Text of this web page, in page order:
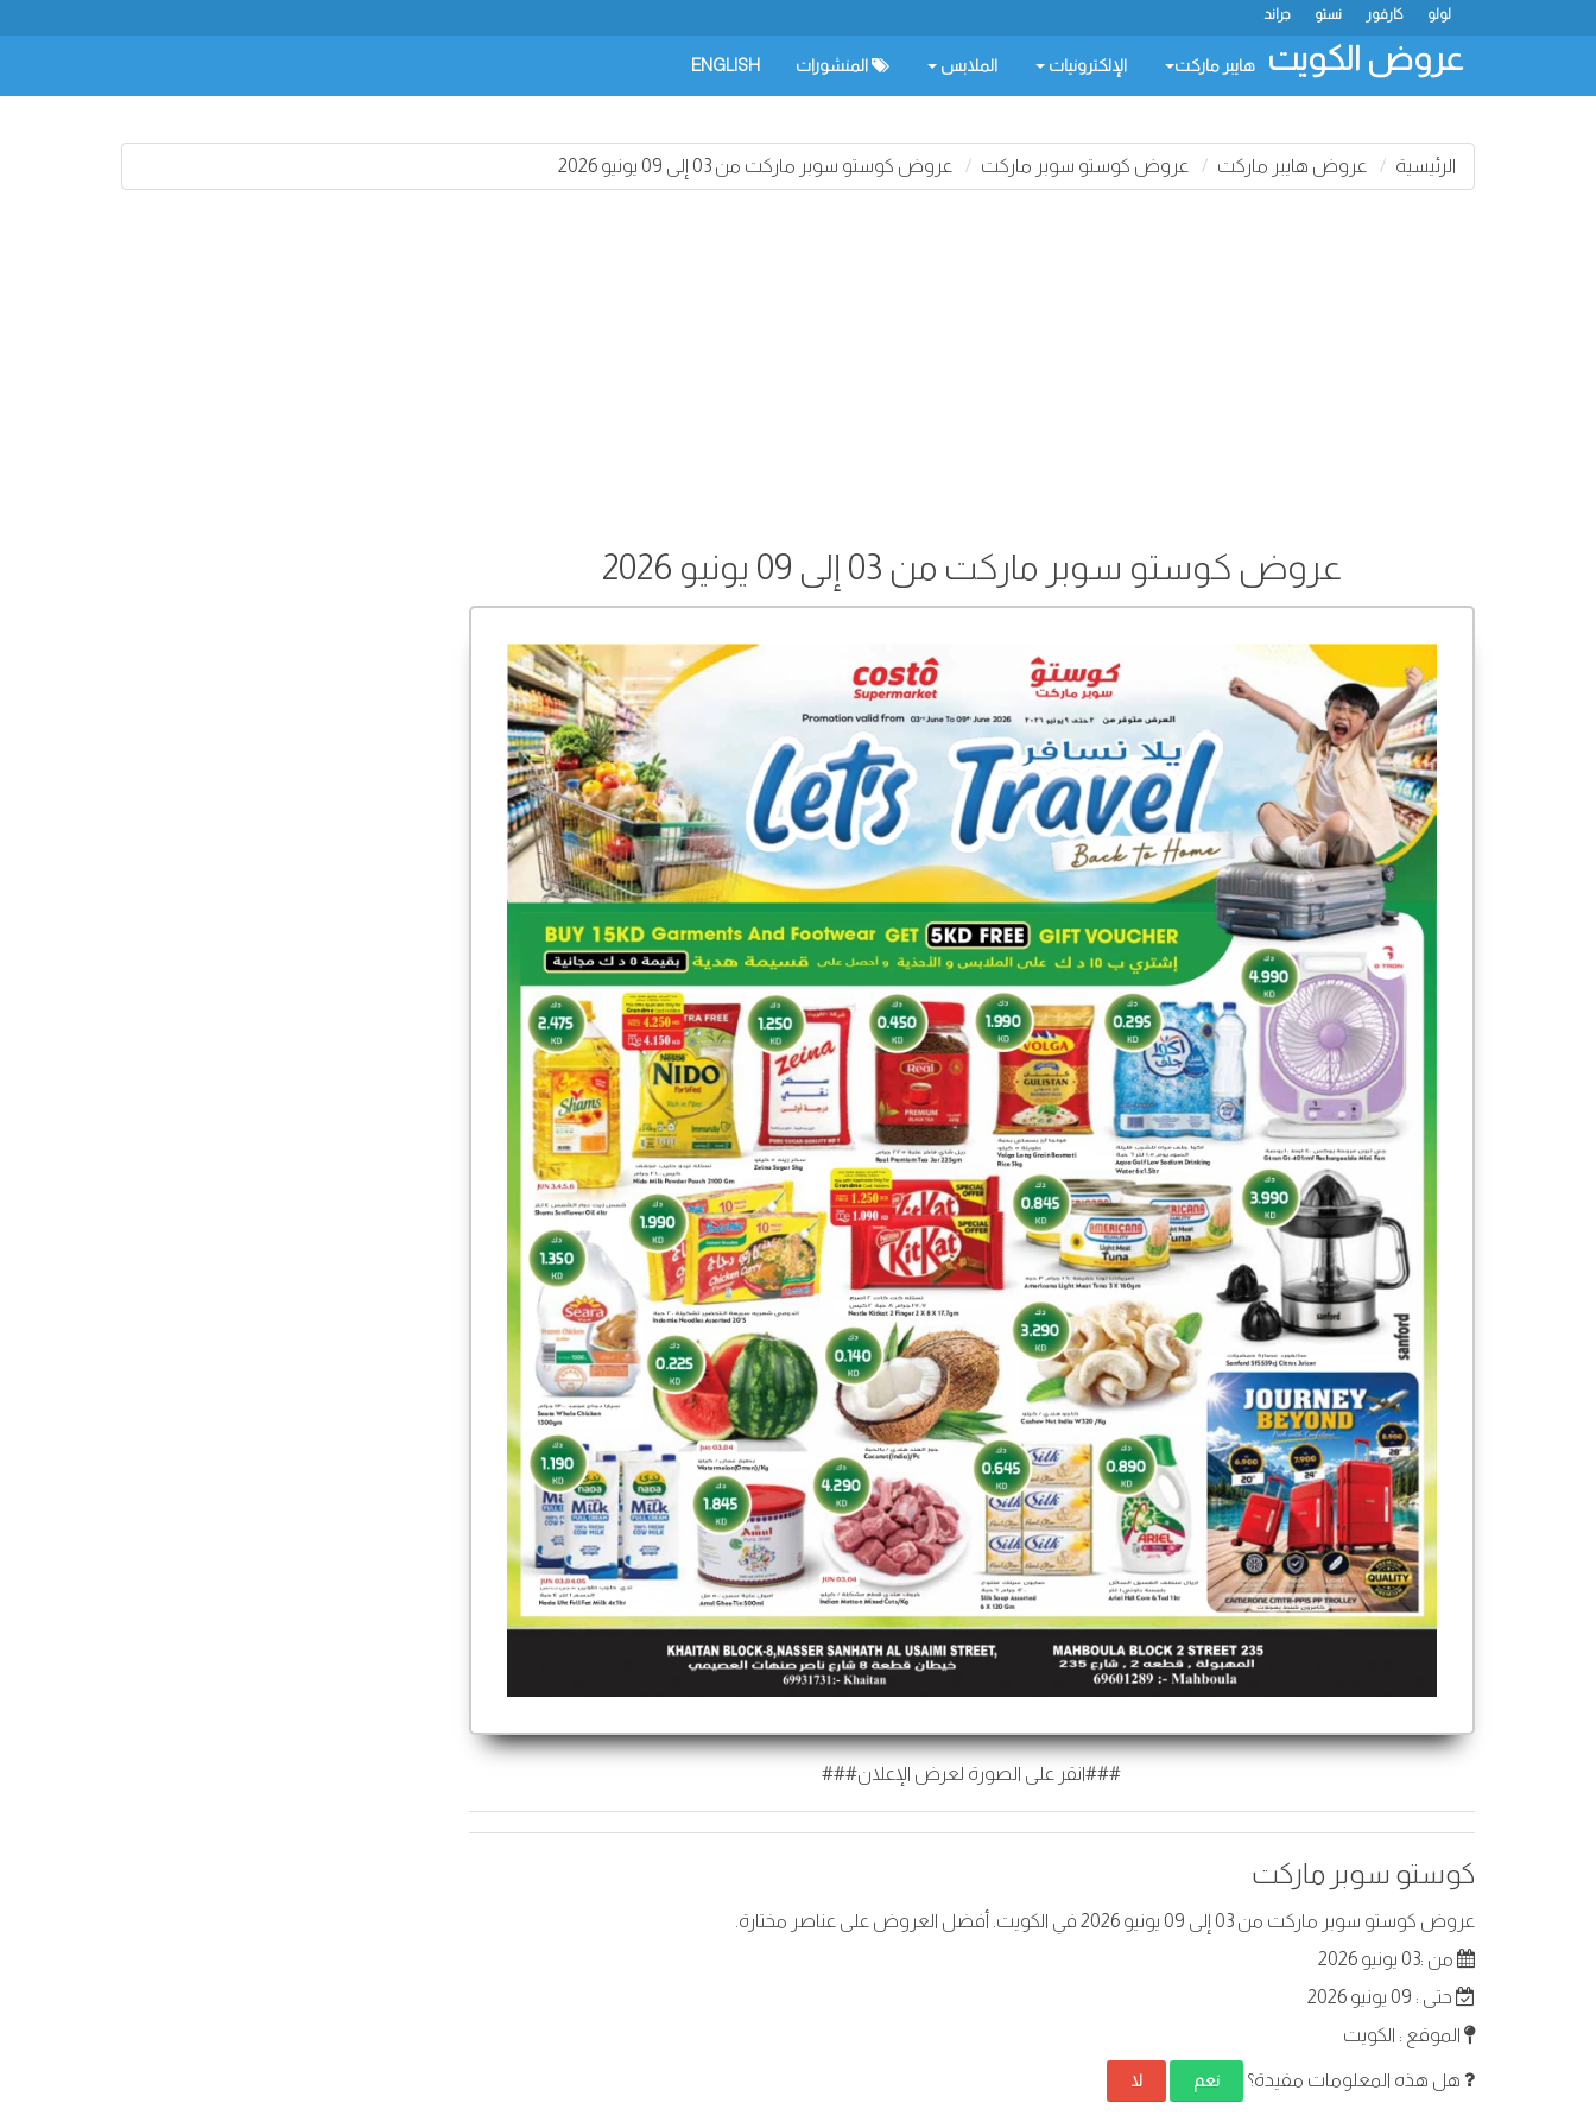
جراند نستو كارفور لولو
عروض الكويت هايبر ماركت الإلكترونيات الملابس المنشورات ENGLISH
الرئيسية عروض هايبر ماركت عروض كوستو سوبر ماركت عروض كوستو سوبر ماركت من 03 إلى 09 يونيو 2026
عروض كوستو سوبر ماركت من 03 إلى 09 يونيو 2026
###انقر على الصورة لعرض الإعلان###
كوستو سوبر ماركت
عروض كوستو سوبر ماركت من 03 إلى 09 يونيو 2026 في الكويت. أفضل العروض على عناصر مختارة.
من :03 يونيو 2026
حتى : 09 يونيو 2026
الموقع : الكويت
هل هذه المعلومات مفيدة؟ نعم لا